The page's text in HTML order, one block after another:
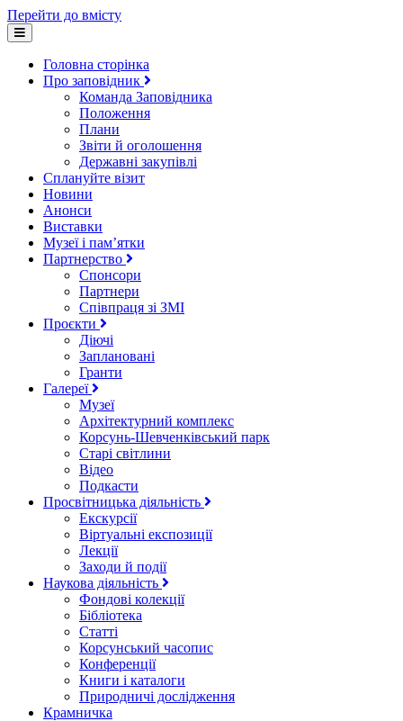
Перейти до вмісту
Головна сторінка
Про заповідник
Команда Заповідника
Положення
Плани
Звіти й оголошення
Державні закупівлі
Сплануйте візит
Новини
Анонси
Виставки
Музеї і пам’ятки
Партнерство
Спонсори
Партнери
Співпраця зі ЗМІ
Проєкти
Діючі
Заплановані
Гранти
Галереї
Музеї
Архітектурний комплекс
Корсунь-Шевченківський парк
Старі світлини
Відео
Подкасти
Просвітницька діяльність
Екскурсії
Віртуальні експозиції
Лекції
Заходи й події
Наукова діяльність
Фондові колекції
Бібліотека
Статті
Корсунський часопис
Конференції
Книги і каталоги
Природничі дослідження
Крамничка